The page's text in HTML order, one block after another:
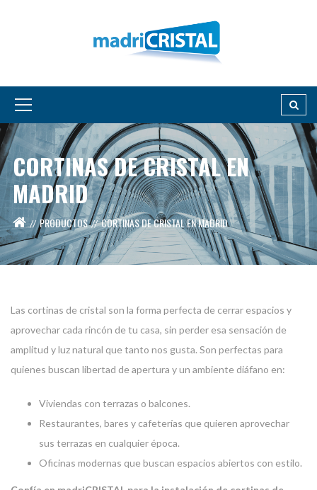
CORTINAS DE CRISTAL EN
MADRID
PRODUCTOS CORTINAS DE CRISTAL EN MADRID
Las cortinas de cristal son la forma perfecta de cerrar espacios y
aprovechar cada rincón de tu casa, sin perder esa sensación de
amplitud y luz natural que tanto nos gusta. Son perfectas para
quienes buscan libertad de apertura y un ambiente diáfano en:
Viviendas con terrazas o balcones.
Restaurantes, bares y cafeterías que quieren aprovechar
sus terrazas en cualquier época.
Oficinas modernas que buscan espacios abiertos con estilo.